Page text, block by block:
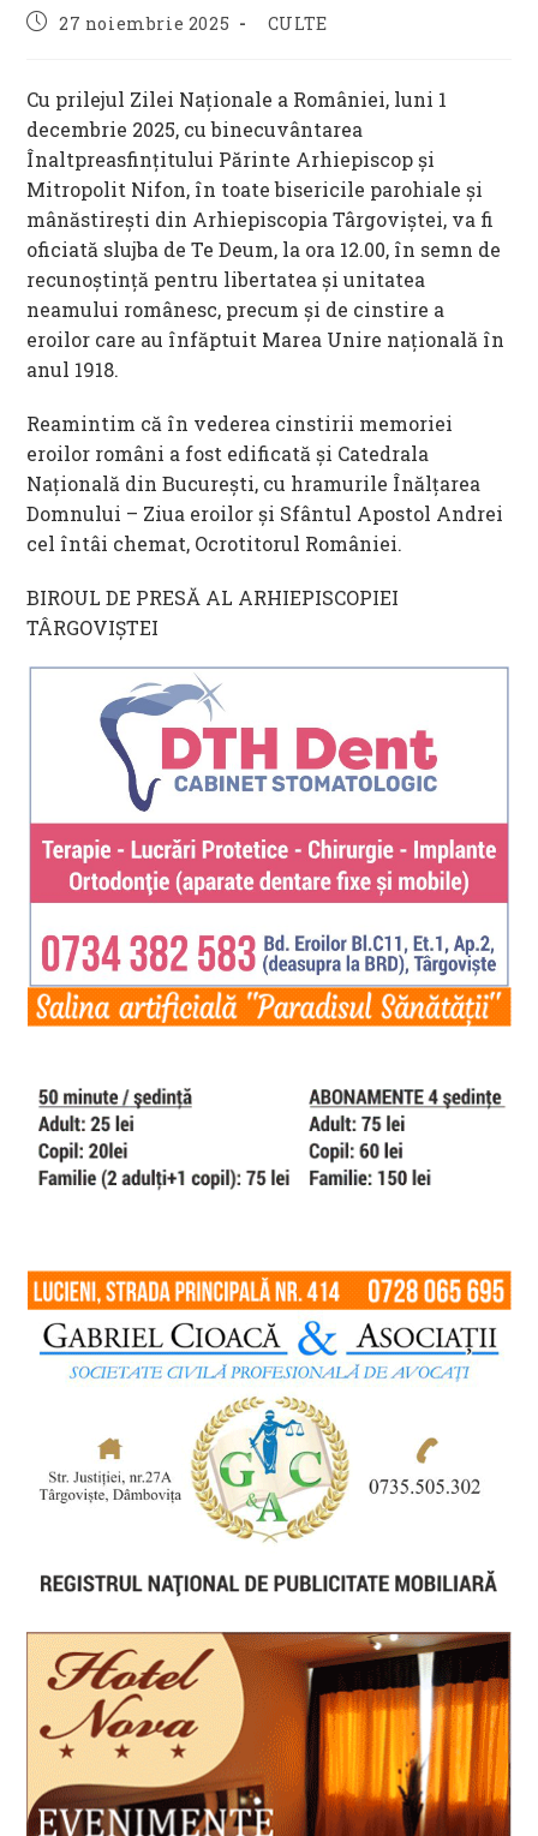
Post27 noiembrie 2025
Post
CULTE
Cu prilejul Zilei Naţionale a României, luni 1
decembrie 2025, cu binecuvântarea
Înaltpreasfințitului Părinte Arhiepiscop și
Mitropolit Nifon, în toate bisericile parohiale şi
mânăstirești din Arhiepiscopia Târgoviștei, va fi
oficiată slujba de Te Deum, la ora 12.00, în semn de
recunoștință pentru libertatea și unitatea
neamului românesc, precum și de cinstire a
eroilor care au înfăptuit Marea Unire națională în
anul 1918.
Reamintim că în vederea cinstirii memoriei
eroilor români a fost edificată și Catedrala
Națională din București, cu hramurile Înălțarea
Domnului – Ziua eroilor și Sfântul Apostol Andrei
cel întâi chemat, Ocrotitorul României.
BIROUL DE PRESĂ AL ARHIEPISCOPIEI
TÂRGOVIȘTEI